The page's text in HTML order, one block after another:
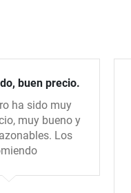
buen precio.
ha sido muy
muy bueno y
Los